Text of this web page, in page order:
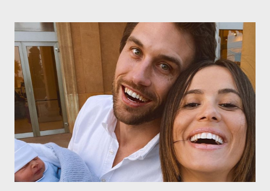
peluquería del grupo.Justo hace unos días Carol Pagés nos
contaba detalles del homenaje en Actualida Rosa en RCE
radio,en el programa que presento todos los jueves de 17 a 18
horas . Carolina y Quionia Pagés Carolina Pagés La cita ,en el
Museu Marítim de BCN ,en las Drassanes reunió a figuras
destacadas del sector,así como clientes, autoridades y medios
de comunicación, en una velada inolvidable bajo el lema “Cien
años peinando almas, creando belleza,i...